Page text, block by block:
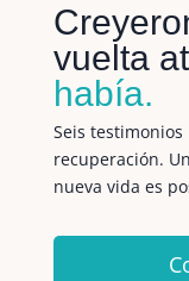
vuelta
había.
Seis
recuperación.
nueva vida es